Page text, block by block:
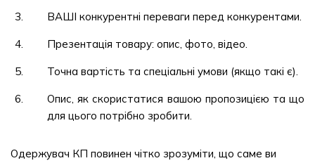
ВАШІ конкурентні переваги перед конкурентами.
Презентація товару: опис, фото, відео.
Точна вартість та спеціальні умови (якщо такі є).
Опис, як скористатися вашою пропозицією та що
для цього потрібно зробити.
Одержувач КП повинен чітко зрозуміти, що саме ви